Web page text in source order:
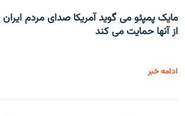
مایک پمپئو می گوید آمریکا صدای مردم
از آنها حمایت می کند
ادامه خبر